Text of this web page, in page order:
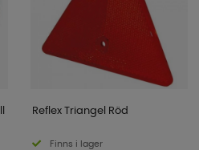
Reflex Triangel Röd
Finns i lager